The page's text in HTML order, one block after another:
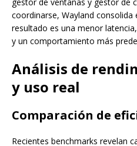
coordinarse, Wayland consolida
resultado es una menor
y un comportamiento más
Análisis de
y uso real
Comparación de
Recientes benchmarks revelan